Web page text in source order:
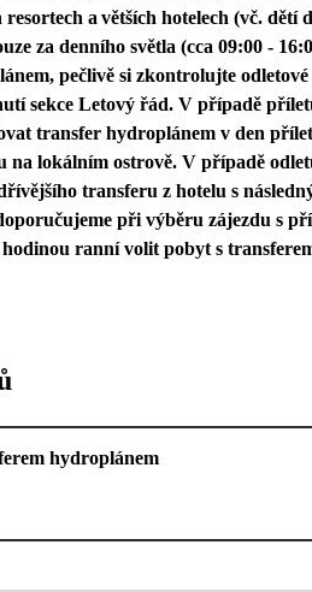
resortech a větších hotelech (vč. dětí
za denního světla (cca 09:00 -
pečlivě si zkontrolujte odletové
sekce Letový řád. V případě
transfer hydroplánem v den
na lokálním ostrově. V případě
transferu z hotelu s
při výběru zájezdu s
hodinou ranní volit pobyt s
hydroplánem